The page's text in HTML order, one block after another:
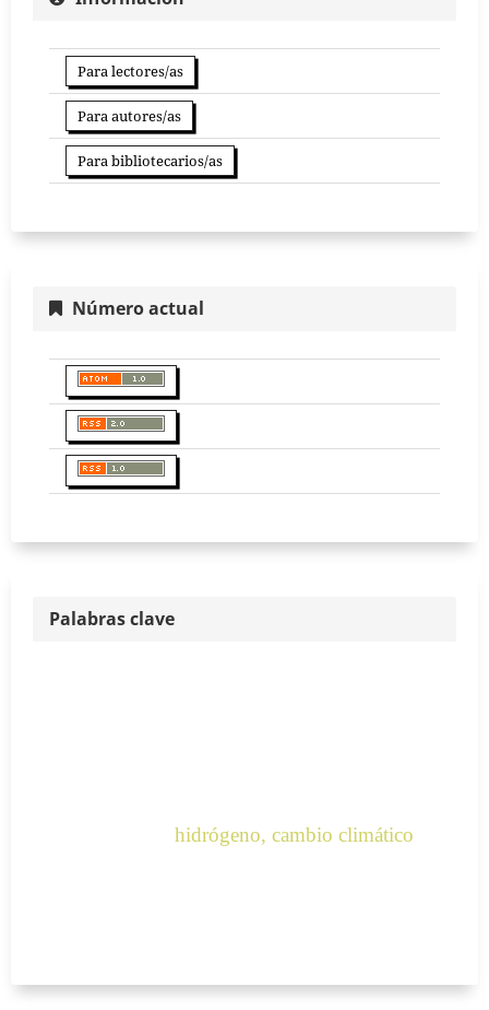
Para lectores/as
Para autores/as
Para bibliotecarios/as
Número actual
Palabras clave
hidrógeno, cambio climático